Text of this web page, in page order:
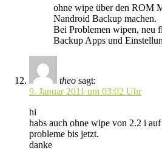
ohne wipe über den ROM
Nandroid Backup machen.
Bei Problemen wipen, neu
Backup Apps und
theo sagt:
9. Januar 2011 um 03:02 Uhr
hi
habs auch ohne wipe von 2.2 i
probleme bis jetzt.
danke